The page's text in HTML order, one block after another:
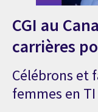
CGI au
carrières
Célébrons et
femmes en TI